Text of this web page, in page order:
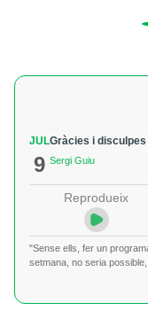
JUL
9
Gràcies i disculpes
Sergi Guiu
Reprodueix
"Sense ells, fer un
setmana, no seria